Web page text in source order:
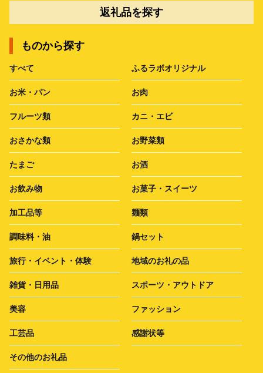
返礼品を探す
ものから探す
すべて ふるラボオリジナル
お米・パン お肉
フルーツ類 カニ・エビ
おさかな類 お野菜類
たまご お酒
お飲み物 お菓子・スイーツ
加工品等 麺類
調味料・油 鍋セット
旅行・イベント・体験 地域のお礼の品
雑貨・日用品 スポーツ・アウトドア
美容 ファッション
工芸品 感謝状等
その他のお礼品